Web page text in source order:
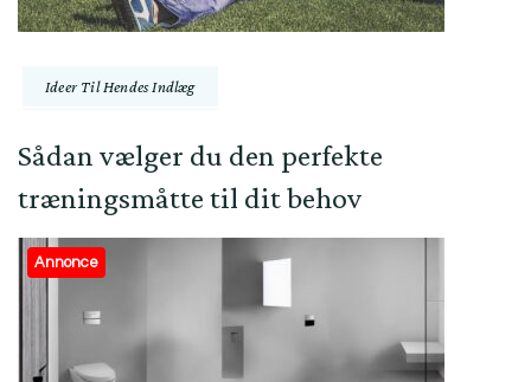
Ideer Til Hendes Indlæg
Sådan vælger du den perfekte
træningsmåtte til dit behov
Annonce